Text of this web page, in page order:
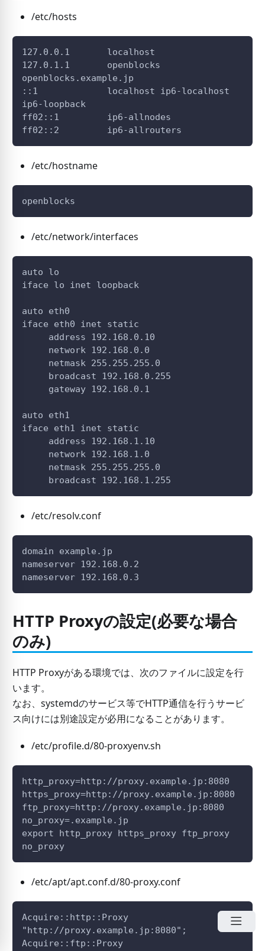
/etc/hosts
127.0.0.1       localhost
127.0.1.1       openblocks
openblocks.example.jp
::1             localhost ip6-localhost
ip6-loopback
ff02::1         ip6-allnodes
ff02::2         ip6-allrouters
/etc/hostname
openblocks
/etc/network/interfaces
auto lo
iface lo inet loopback
auto eth0
iface eth0 inet static
     address 192.168.0.10
     network 192.168.0.0
     netmask 255.255.255.0
     broadcast 192.168.0.255
     gateway 192.168.0.1
auto eth1
iface eth1 inet static
     address 192.168.1.10
     network 192.168.1.0
     netmask 255.255.255.0
     broadcast 192.168.1.255
/etc/resolv.conf
domain example.jp
nameserver 192.168.0.2
nameserver 192.168.0.3
HTTP Proxyの設定(必要な場合
のみ)
HTTP Proxyがある環境では、次のファイルに設定を行
います。
なお、systemdのサービス等でHTTP通信を行うサービ
ス向けには別途設定が必用になることがあります。
/etc/profile.d/80-proxyenv.sh
http_proxy=http://proxy.example.jp:8080
https_proxy=http://proxy.example.jp:8080
ftp_proxy=http://proxy.example.jp:8080
no_proxy=.example.jp
export http_proxy https_proxy ftp_proxy
no_proxy
/etc/apt/apt.conf.d/80-proxy.conf
Acquire::http::Proxy
"http://proxy.example.jp:8080";
Acquire::ftp::Proxy